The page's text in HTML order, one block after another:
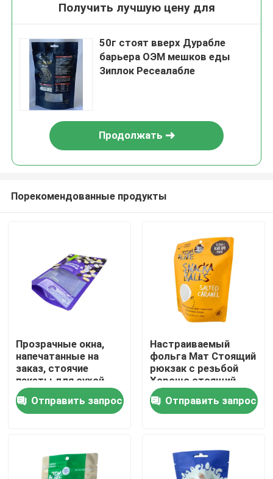
Дом
О нас
Получить лучшую цену для
50г стоят вверх Дурабле
барьера ОЭМ мешков еды
Зиплок Ресеалабле
Продолжать
Порекомендованные продукты
Прозрачные окна,
напечатанные на
заказ, стоячие
пакеты для сухой
упаковки пищи
Отправить запрос
Настраиваемый
фольга Мат Стоящий
рюкзак с резьбой
Хорошо стоящий
дизайн
Отправить запрос